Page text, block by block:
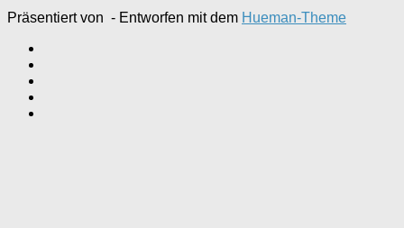
Präsentiert von - Entworfen mit dem Hueman-Theme